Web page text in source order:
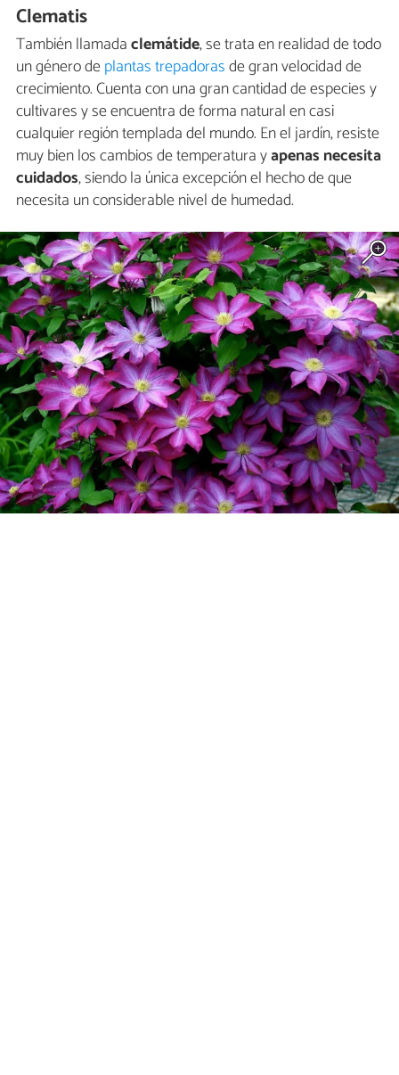
Clematis
También llamadaclemátide, se trata en realidad de todo
un género deplantas trepadorasde gran velocidad de
crecimiento. Cuenta con una gran cantidad de especies y
cultivares y se encuentra de forma natural en casi
cualquier región templada del mundo. En el jardín, resiste
muy bien los cambios de temperatura yapenas necesita
cuidados, siendo la única excepción el hecho de que
necesita un considerable nivel de humedad.